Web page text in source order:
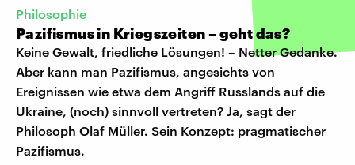
Philosophie
Pazifismus in Kriegszeiten – geht das?
Keine Gewalt, friedliche Lösungen! – Netter Gedanke.
Aber kann man Pazifismus, angesichts von
Ereignissen wie etwa dem Angriff Russlands auf die
Ukraine, (noch) sinnvoll vertreten? Ja, sagt der
Philosoph Olaf Müller. Sein Konzept: pragmatischer
Pazifismus.